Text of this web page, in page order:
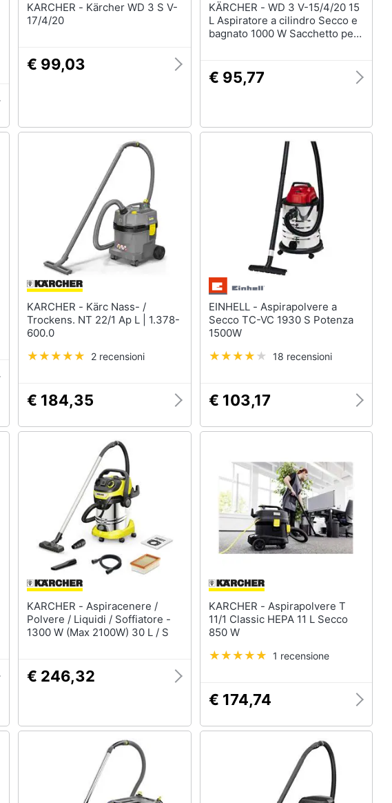
KARCHER - Kärcher WD 3 S V-
17/4/20
€ 99,03
KÄRCHER - WD 3 V-15/4/20 15
L Aspiratore a cilindro Secco e
bagnato 1000 W Sacchetto per
€ 95,77
KARCHER - Kärc Nass- /
Trockens. NT 22/1 Ap L | 1.378-
600.0
2 recensioni
€ 184,35
EINHELL - Aspirapolvere a
Secco TC-VC 1930 S Potenza
1500W
18 recensioni
€ 103,17
KARCHER - Aspiracenere /
Polvere / Liquidi / Soffiatore -
1300 W (Max 2100W) 30 L / S
€ 246,32
KARCHER - Aspirapolvere T
11/1 Classic HEPA 11 L Secco
850 W
1 recensione
€ 174,74